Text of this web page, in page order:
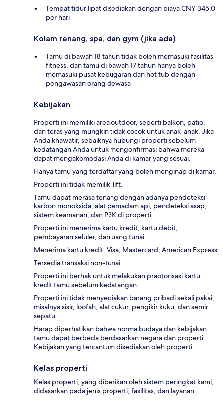
Tempat tidur lipat disediakan dengan biaya CNY 345.0
per hari
Kolam renang, spa, dan gym (jika ada)
Tamu di bawah 18 tahun tidak boleh memasuki fasilitas
fitness, dan tamu di bawah 17 tahun hanya boleh
memasuki pusat kebugaran dan hot tub dengan
pengawasan orang dewasa
Kebijakan
Properti ini memiliki area outdoor, seperti balkon, patio,
dan teras yang mungkin tidak cocok untuk anak-anak. Jika
Anda khawatir, sebaiknya hubungi properti sebelum
kedatangan Anda untuk mengonfirmasi bahwa mereka
dapat mengakomodasi Anda di kamar yang sesuai.
Hanya tamu yang terdaftar yang boleh menginap di kamar.
Properti ini tidak memiliki lift.
Tamu dapat merasa tenang dengan adanya pendeteksi
karbon monoksida, alat pemadam api, pendeteksi asap,
sistem keamanan, dan P3K di properti.
Properti ini menerima kartu kredit, kartu debit,
pembayaran seluler, dan uang tunai.
Menerima kartu kredit: Visa, Mastercard, American Express
Tersedia transaksi non-tunai.
Properti ini berhak untuk melakukan praotorisasi kartu
kredit tamu sebelum kedatangan.
Properti ini tidak menyediakan barang pribadi sekali pakai,
misalnya sisir, loofah, alat cukur, pengikir kuku, dan semir
sepatu.
Harap diperhatikan bahwa norma budaya dan kebijakan
tamu dapat berbeda berdasarkan negara dan properti.
Kebijakan yang tercantum disediakan oleh properti.
Kelas properti
Kelas properti, yang diberikan oleh sistem peringkat kami,
didasarkan pada jenis properti, fasilitas, dan layanan.